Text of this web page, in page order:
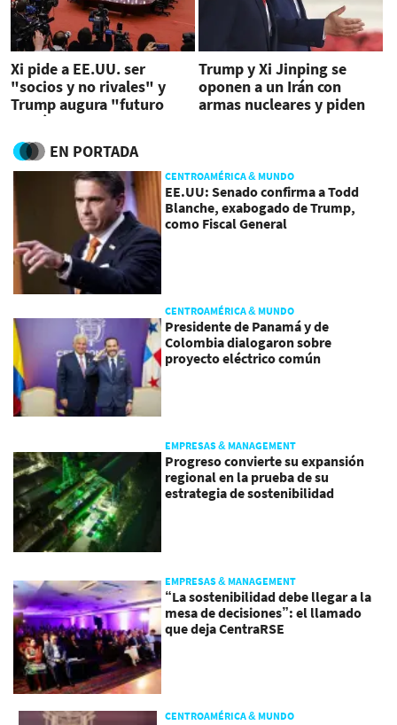
Xi pide a EE.UU. ser
"socios y no rivales" y
Trump augura "futuro
fantástico juntos"
Trump y Xi Jinping se
oponen a un Irán con
armas nucleares y piden
EN PORTADA
CENTROAMÉRICA & MUNDO
EE.UU: Senado confirma a Todd
Blanche, exabogado de Trump,
como Fiscal General
CENTROAMÉRICA & MUNDO
Presidente de Panamá y de
Colombia dialogaron sobre
proyecto eléctrico común
EMPRESAS & MANAGEMENT
Progreso convierte su expansión
regional en la prueba de su
estrategia de sostenibilidad
EMPRESAS & MANAGEMENT
“La sostenibilidad debe llegar a la
mesa de decisiones”: el llamado
que deja CentraRSE
CENTROAMÉRICA & MUNDO